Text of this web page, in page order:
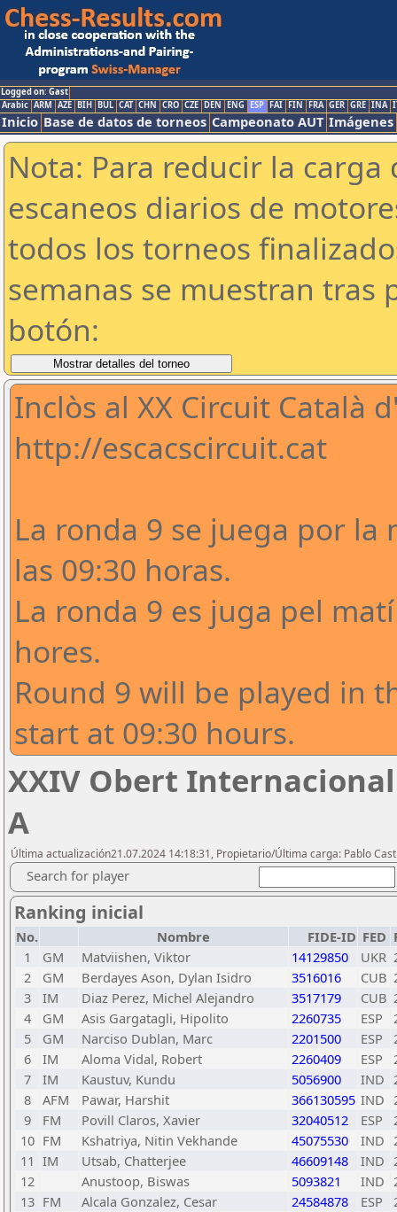
Logged on: Gast
Arabic ARM AZE BIH BUL CAT CHN CRO CZE DEN ENG ESP FAI FIN FRA GER GRE INA
Inicio Base de datos de torneos Campeonato AUT Imágenes
Nota: Para reducir la
escaneos diarios de
todos los torneos
semanas se muestran tras
botón:
Inclòs al XX Circuit Català
http://escacscircuit.cat
La ronda 9 se juega por la
las 09:30 horas.
La ronda 9 es juga pel
hores.
Round 9 will be played in
start at 09:30 hours.
XXIV Obert
A
Última actualización21.07.2024 14:18:31, Propietario/Última carga: Pablo
Search for player
Ranking inicial
No. Nombre FIDE-ID FED
1
GM Matviishen, Viktor 14129850 UKR
2
GM Berdayes Ason, Dylan Isidro 3516016 CUB
3
IM Diaz Perez, Michel Alejandro 3517179 CUB
4
GM Asis Gargatagli, Hipolito 2260735 ESP
5
GM Narciso Dublan, Marc 2201500 ESP
6
IM Aloma Vidal, Robert 2260409 ESP
7
IM Kaustuv, Kundu 5056900 IND
8
AFM Pawar, Harshit 366130595 IND
9
FM Povill Claros, Xavier 32040512 ESP
10 FM Kshatriya, Nitin Vekhande 45075530 IND
11 IM Utsab, Chatterjee 46609148 IND
12
Anustoop, Biswas 5093821 IND
13 FM Alcala Gonzalez, Cesar 24584878 ESP